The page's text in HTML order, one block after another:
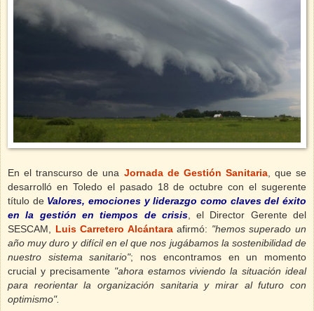
En el transcurso de una Jornada de Gestión Sanitaria, que se
desarrolló en Toledo el pasado 18 de octubre con el sugerente
título de Valores, emociones y liderazgo como claves del éxito
en la gestión en tiempos de crisis, el Director Gerente del
SESCAM, Luis Carretero Alcántaraafirmó: "hemos superado un
año muy duro y difícil en el que nos jugábamos la sostenibilidad de
nuestro sistema sanitario"; nos encontramos en un momento
crucial y precisamente "ahora estamos viviendo la situación ideal
para reorientar la organización sanitaria y mirar al futuro con
optimismo".